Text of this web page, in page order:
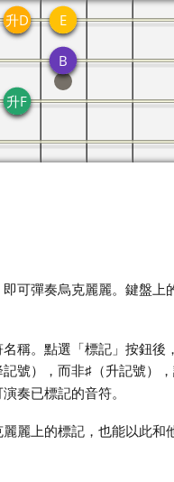
升D
升F
E
B
可彈奏烏克麗麗。鍵盤上
稱。點選「標記」按鈕後
記號），而非♯（升記號）
奏已標記的音符。
麗上的標記，也能以此和